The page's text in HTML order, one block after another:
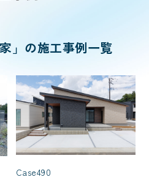
」の施工事例一覧
Case490
3,000万円台